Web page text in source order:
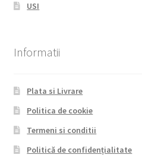
USI
Informatii
Plata si Livrare
Politica de cookie
Termeni si conditii
Politică de confidențialitate